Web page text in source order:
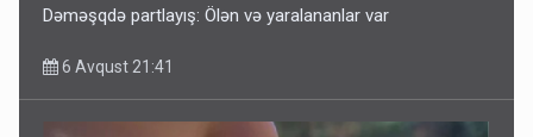
Dəməşqdə partlayış: Ölən və yaralananlar var
6 Avqust 21:41